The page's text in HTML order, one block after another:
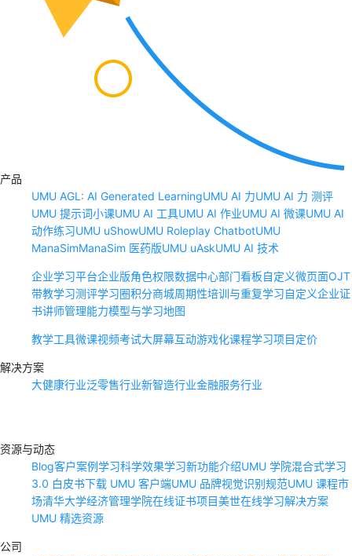
产品
UMU AGL: AI Generated LearningUMU AI 力UMU AI 力 测评
UMU 提示词小课UMU AI 工具UMU AI 作业UMU AI 微课UMU AI
动作练习UMU uShowUMU Roleplay ChatbotUMU
ManaSimManaSim 医药版UMU uAskUMU AI 技术
企业学习平台企业版角色权限数据中心部门看板自定义微页面OJT
带教学习测评学习圈积分商城周期性培训与重复学习自定义企业证
书讲师管理能力模型与学习地图
教学工具微课视频考试大屏幕互动游戏化课程学习项目定价
解决方案
大健康行业泛零售行业新智造行业金融服务行业
资源与动态
Blog客户案例学习科学效果学习新功能介绍UMU 学院混合式学习
3.0 白皮书下载 UMU 客户端UMU 品牌视觉识别规范UMU 课程市
场清华大学经济管理学院在线证书项目美世在线学习解决方案
UMU 精选资源
公司